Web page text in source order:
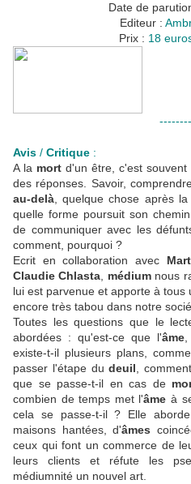
Date de
Editeur :
Prix : 18
Avis / Critique :
A la mort d'un être, c'est
des réponses. Savoir,
au-delà , quelque chose après la
quelle forme poursuit son
de communiquer avec les
comment, pourquoi ?
Ecrit en collaboration avec
Claudie Chlasta
médiumnous
lui est parvenue et apporte à tous
encore très tabou dans notre
Toutes les questions que le
abordées : qu'est-ce que l'âme
existe-t-il plusieurs plans,
passer l'étape dudeuil ,
que se passe-t-il en cas de
combien de temps met l'âme à
cela se passe-t-il ? Elle
maisons hantées, d'âmes
ceux qui font un commerce de
leurs clients et réfute les
médiumnité un nouvel art.